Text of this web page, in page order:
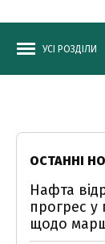
УСІ РОЗДІЛИ
ОСТАННІ
Нафта
прогрес у
щодо